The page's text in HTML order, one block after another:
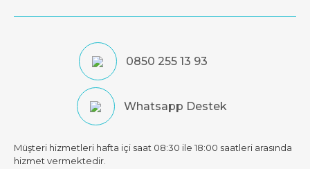
0850 255 13 93
Whatsapp Destek
Müşteri hizmetleri hafta içi saat 08:30 ile 18:00 saatleri arasında
hizmet vermektedir.